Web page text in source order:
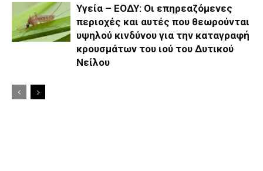
Υγεία – ΕΟΔΥ: Οι επηρεαζόμενες
περιοχές και αυτές που θεωρούνται
υψηλού κινδύνου για την καταγραφή
κρουσμάτων του ιού του Δυτικού
Νείλου